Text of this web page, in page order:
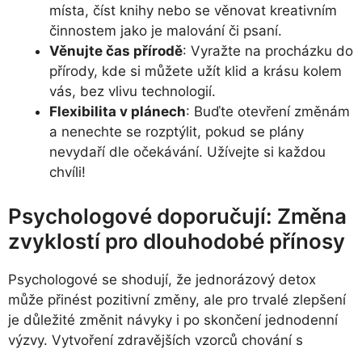
místa, číst knihy nebo se věnovat kreativním
činnostem jako je malování či psaní.
Věnujte čas přírodě: Vyražte na procházku do
přírody, kde si můžete užít klid a krásu kolem
vás, bez vlivu technologií.
Flexibilita v plánech: Buďte otevření změnám
a nenechte se rozptýlit, pokud se plány
nevydaří dle očekávání. Užívejte si každou
chvíli!
Psychologové doporučují: Změna
zvyklostí pro dlouhodobé přínosy
Psychologové se shodují, že jednorázový detox
může přinést pozitivní změny, ale pro trvalé zlepšení
je důležité změnit návyky i po skončení jednodenní
výzvy. Vytvoření zdravějších vzorců chování s